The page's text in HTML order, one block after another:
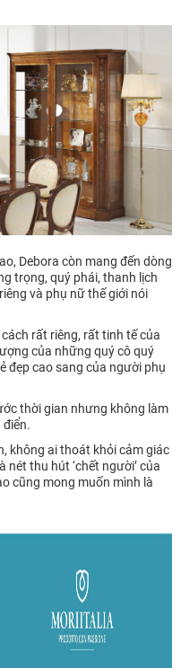
Debora còn mang đến dòng
trọng, quý phái, thanh lịch
và phụ nữ thế giới nói
rất riêng, rất tinh tế của
của những quý cô quý
đẹp cao sang của người phụ
thời gian nhưng không làm
điển.
không ai thoát khỏi cảm giác
thu hút ‘chết người’ của
cũng mong muốn mình là